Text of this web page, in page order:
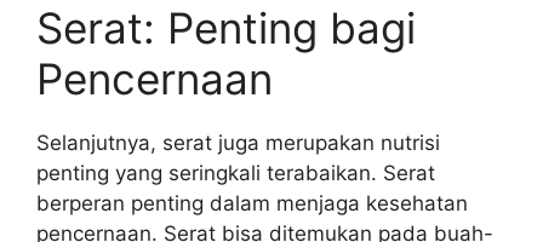
Serat: Penting bagi
Pencernaan
Selanjutnya, serat juga merupakan nutrisi
penting yang seringkali terabaikan. Serat
berperan penting dalam menjaga kesehatan
pencernaan. Serat bisa ditemukan pada buah-